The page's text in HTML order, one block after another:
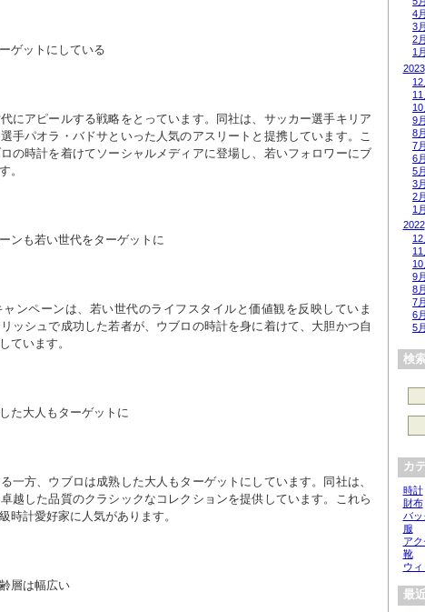
ゲットにしている
にアピールする戦略をとっています。同社は、サッカー選手キリア
手パオラ・バドサといった人気のアスリートと提携しています。こ
の時計を着けてソーシャルメディアに登場し、若いフォロワーにブ
。
ンも若い世代をターゲットに
ンペーンは、若い世代のライフスタイルと価値観を反映していま
ッシュで成功した若者が、ウブロの時計を身に着けて、大胆かつ自
ています。
た大人もターゲットに
一方、ウブロは成熟した大人もターゲットにしています。同社は、
越した品質のクラシックなコレクションを提供しています。これら
時計愛好家に人気があります。
層は幅広い
4月
3月
2月
1月
2023
12
11
10
9月
8月
7月
6月
5月
3月
2月
1月
2022
12
11
10
9月
8月
7月
6月
5月
検
カ
時計
財布
バッ
服
ア
靴
ウ
最